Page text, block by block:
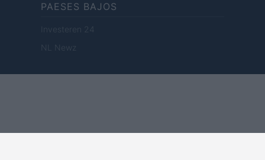
PAESES BAJOS
Investeren 24
NL Newz